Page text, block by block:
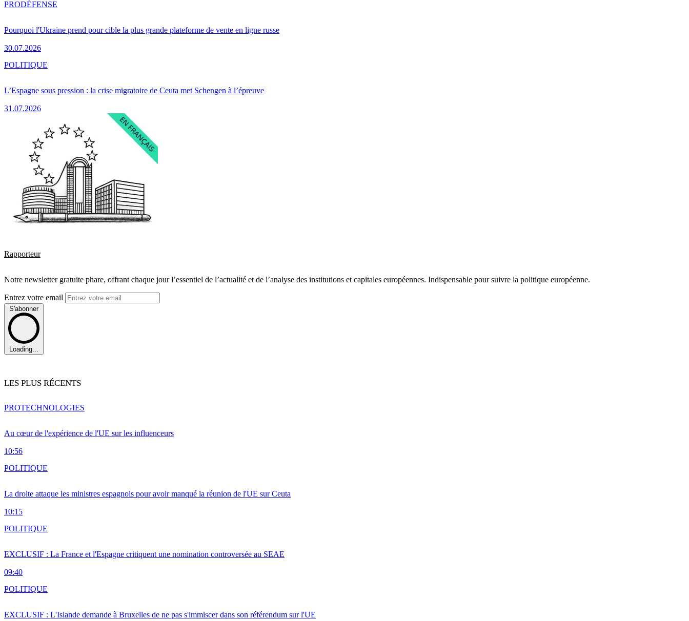
Pourquoi l'Ukraine prend pour cible la plus grande plateforme de vente en ligne russe
30.07.2026
PRODÉFENSE
L’Espagne sous pression : la crise migratoire de Ceuta met Schengen à l’épreuve
31.07.2026
POLITIQUE
Rapporteur
Notre newsletter gratuite phare, offrant chaque jour l’essentiel de l’actualité et de l’analyse des institutions et capitales européennes. Indispensable pour suivre la politique européenne.
Entrez votre email
S'abonner
Loading...
LES PLUS RÉCENTS
Au cœur de l'expérience de l'UE sur les influenceurs
10:56
PROTECHNOLOGIES
La droite attaque les ministres espagnols pour avoir manqué la réunion de l'UE sur Ceuta
10:15
POLITIQUE
EXCLUSIF : La France et l'Espagne critiquent une nomination controversée au SEAE
09:40
POLITIQUE
EXCLUSIF : L'Islande demande à Bruxelles de ne pas s'immiscer dans son référendum sur l'UE
POLITIQUE